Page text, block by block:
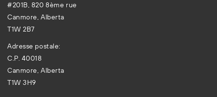
#201B, 820 8ème rue
Canmore, Alberta
T1W 2B7
Adresse postale:
C.P. 40018
Canmore, Alberta
T1W 3H9